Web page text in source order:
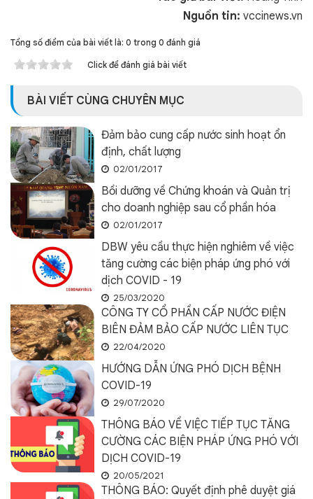
Nguồn tin: vccinews.vn
Tổng số điểm của bài viết là: 0 trong 0 đánh giá
Click để đánh giá bài viết
BÀI VIẾT CÙNG CHUYÊN MỤC
Đảm bảo cung cấp nước sinh hoạt ổn
định, chất lượng
02/01/2017
Bồi dưỡng về Chứng khoán và Quản trị
cho doanh nghiệp sau cổ phần hóa
02/01/2017
DBW yêu cầu thực hiện nghiêm về việc
tăng cường các biện pháp ứng phó với
dịch COVID - 19
25/03/2020
CÔNG TY CỔ PHẦN CẤP NƯỚC ĐIỆN
BIÊN ĐẢM BẢO CẤP NƯỚC LIÊN TỤC
22/04/2020
HƯỚNG DẪN ỨNG PHÓ DỊCH BỆNH
COVID-19
29/07/2020
THÔNG BÁO VỀ VIỆC TIẾP TỤC TĂNG
CƯỜNG CÁC BIỆN PHÁP ỨNG PHÓ VỚI
DỊCH COVID-19
20/05/2021
THÔNG BÁO: Quyết định phê duyệt giá